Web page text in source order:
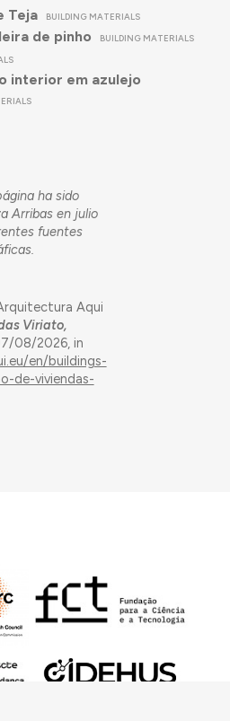
Teja BUILDING MATERIALS
de pinho BUILDING MATERIALS
interior em azulejo
ha sido
Arribas en julio
fuentes
Aqui
Viriato,
08/2026, in
en/buildings-
de-viviendas-